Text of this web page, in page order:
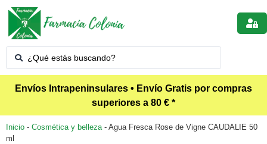
Envíos Intrapeninsulares • Envío Gratis por compras
superiores a 80 € *
Inicio - Cosmética y belleza- Agua Fresca Rose de Vigne CAUDALIE 50
ml